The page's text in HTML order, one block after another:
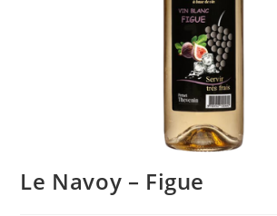
Le Navoy – Figue